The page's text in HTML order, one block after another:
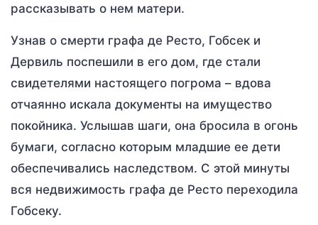
рассказывать о нем матери.
Узнав о смерти графа де Ресто, Гобсек и
Дервиль поспешили в его дом, где стали
свидетелями настоящего погрома – вдова
отчаянно искала документы на имущество
покойника. Услышав шаги, она бросила в огонь
бумаги, согласно которым младшие ее дети
обеспечивались наследством. С этой минуты
вся недвижимость графа де Ресто переходила
Гобсеку.